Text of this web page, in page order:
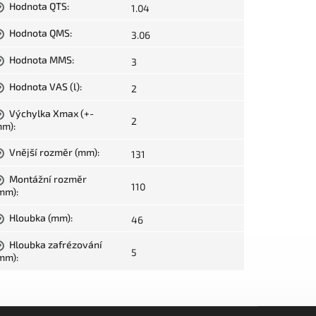
Hodnota QTS: 1.04
Hodnota QMS: 3.06
Hodnota MMS: 3
Hodnota VAS (l): 2
Výchylka Xmax (+-
: 2
Vnější rozměr (mm): 131
Montážní rozměr
: 110
Hloubka (mm): 46
Hloubka zafrézování
: 5